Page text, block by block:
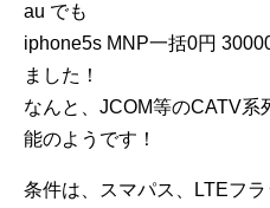
au でも
iphone5s MNP一括0円
ました！
なんと、JCOM等のCATV系
能のようです！
条件は、スマパス、LTEフ